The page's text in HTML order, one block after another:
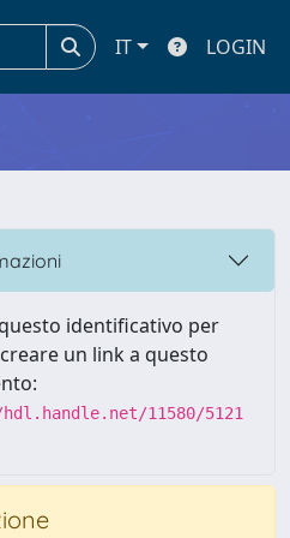
IT LOGIN
identificativo per
un link a questo
11580/5121